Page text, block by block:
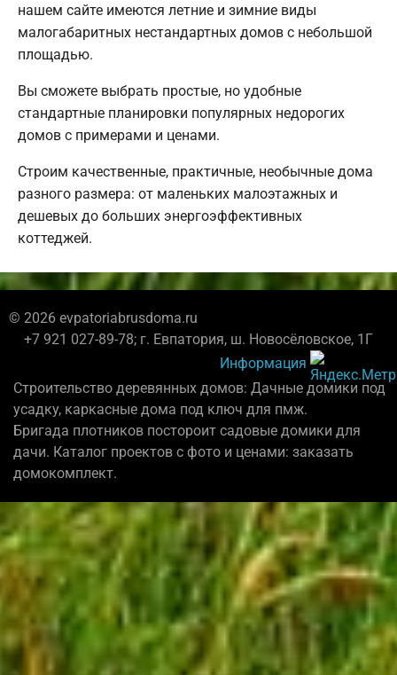
нашем сайте имеются летние и зимние виды
малогабаритных нестандартных домов с небольшой
площадью.
Вы сможете выбрать простые, но удобные
стандартные планировки популярных недорогих
домов с примерами и ценами.
Строим качественные, практичные, необычные дома
разного размера: от маленьких малоэтажных и
дешевых до больших энергоэффективных
коттеджей.
© 2026 evpatoriabrusdoma.ru
+7 921 027-89-78; г. Евпатория, ш. Новосёловское, 1Г
Информация
Строительство деревянных домов: Дачные домики под
усадку, каркасные дома под ключ для пмж.
Бригада плотников постороит садовые домики для
дачи. Каталог проектов с фото и ценами: заказать
домокомплект.